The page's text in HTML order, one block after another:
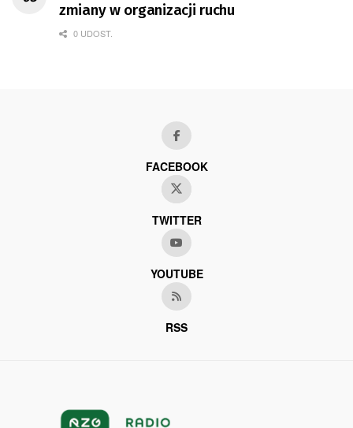
zmiany w organizacji ruchu
0 UDOST.
FACEBOOK
TWITTER
YOUTUBE
RSS